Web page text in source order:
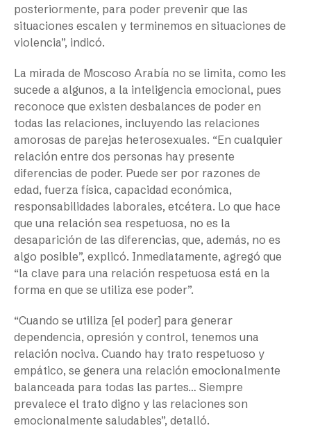
posteriormente, para poder prevenir que las
situaciones escalen y terminemos en situaciones de
violencia”, indicó.
La mirada de Moscoso Arabía no se limita, como les
sucede a algunos, a la inteligencia emocional, pues
reconoce que existen desbalances de poder en
todas las relaciones, incluyendo las relaciones
amorosas de parejas heterosexuales. “En cualquier
relación entre dos personas hay presente
diferencias de poder. Puede ser por razones de
edad, fuerza física, capacidad económica,
responsabilidades laborales, etcétera. Lo que hace
que una relación sea respetuosa, no es la
desaparición de las diferencias, que, además, no es
algo posible”, explicó. Inmediatamente, agregó que
“la clave para una relación respetuosa está en la
forma en que se utiliza ese poder”.
“Cuando se utiliza [el poder] para generar
dependencia, opresión y control, tenemos una
relación nociva. Cuando hay trato respetuoso y
empático, se genera una relación emocionalmente
balanceada para todas las partes… Siempre
prevalece el trato digno y las relaciones son
emocionalmente saludables”, detalló.